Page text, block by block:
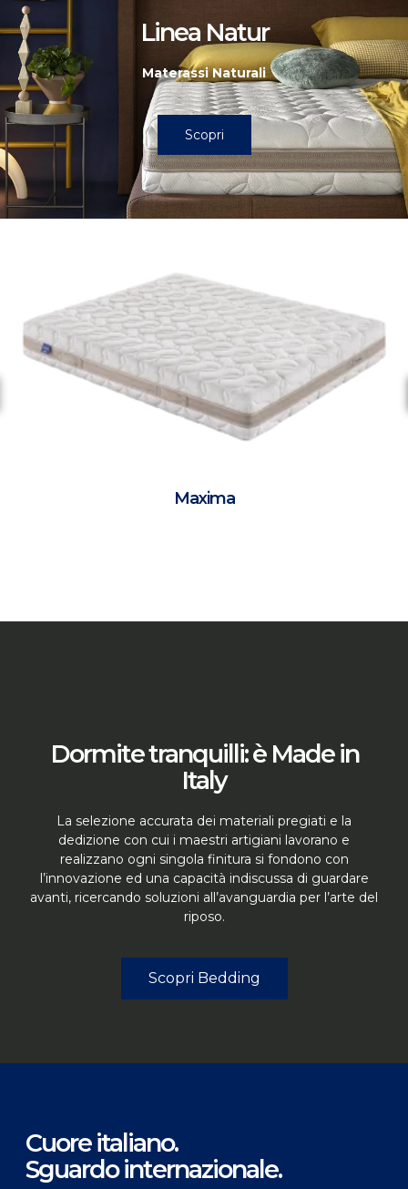
Linea Natur
Materassi Naturali
Scopri
Maxima
Dormite tranquilli: è Made in
Italy
La selezione accurata dei materiali pregiati e la
dedizione con cui i maestri artigiani lavorano e
realizzano ogni singola finitura si fondono con
l’innovazione ed una capacità indiscussa di guardare
avanti, ricercando soluzioni all’avanguardia per l’arte del
riposo.
Scopri Bedding
Cuore italiano.
Sguardo internazionale.